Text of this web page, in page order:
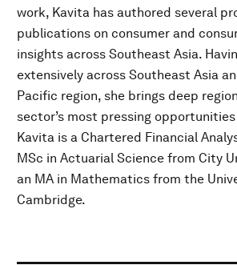
work, Kavita has authored several
publications on consumer and
insights across Southeast Asia.
extensively across Southeast Asia
Pacific region, she brings deep
sector’s most pressing
Kavita is a Chartered Financial
MSc in Actuarial Science from City
an MA in Mathematics from the
Cambridge.